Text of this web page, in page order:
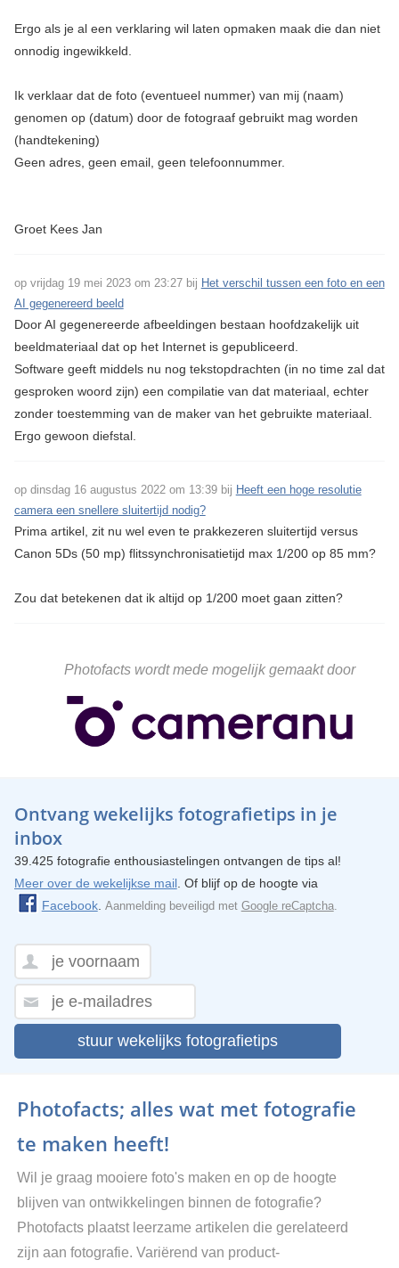
Ergo als je al een verklaring wil laten opmaken maak die dan niet
onnodig ingewikkeld.
Ik verklaar dat de foto (eventueel nummer) van mij (naam)
genomen op (datum) door de fotograaf gebruikt mag worden
(handtekening)
Geen adres, geen email, geen telefoonnummer.
Groet Kees Jan
op vrijdag 19 mei 2023 om 23:27 bij Het verschil tussen een foto en een
AI gegenereerd beeld
Door AI gegenereerde afbeeldingen bestaan hoofdzakelijk uit
beeldmateriaal dat op het Internet is gepubliceerd.
Software geeft middels nu nog tekstopdrachten (in no time zal dat
gesproken woord zijn) een compilatie van dat materiaal, echter
zonder toestemming van de maker van het gebruikte materiaal.
Ergo gewoon diefstal.
op dinsdag 16 augustus 2022 om 13:39 bij Heeft een hoge resolutie
camera een snellere sluitertijd nodig?
Prima artikel, zit nu wel even te prakkezeren sluitertijd versus
Canon 5Ds (50 mp) flitssynchronisatietijd max 1/200 op 85 mm?
Zou dat betekenen dat ik altijd op 1/200 moet gaan zitten?
Photofacts wordt mede mogelijk gemaakt door
Ontvang wekelijks fotografietips in je
inbox
39.425 fotografie enthousiastelingen ontvangen de tips al!
Meer over de wekelijkse mail. Of blijf op de hoogte via
Facebook. Aanmelding beveiligd met Google reCaptcha.
stuur wekelijks fotografietips
Photofacts; alles wat met fotografie
te maken heeft!
Wil je graag mooiere foto's maken en op de hoogte
blijven van ontwikkelingen binnen de fotografie?
Photofacts plaatst leerzame artikelen die gerelateerd
zijn aan fotografie. Variërend van product-